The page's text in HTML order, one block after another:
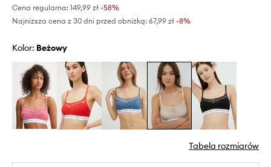
Cena regularna: 149,99 zł -58%
Najniższa cena z 30 dni przed obniżką: 67,99 zł -8%
Kolor: beżowy
Tabela rozmiarów